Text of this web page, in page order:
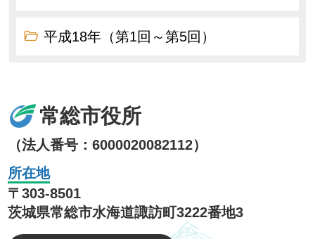
平成18年（第1回～第5回）
常総市役所
（法人番号：6000020082112）
所在地
〒303-8501
茨城県常総市水海道諏訪町3222番地3